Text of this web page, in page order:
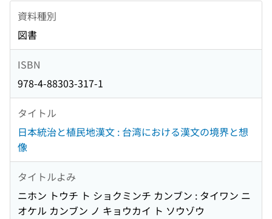
資料種別
図書
ISBN
978-4-88303-317-1
タイトル
日本統治と植民地漢文 : 台湾における漢文の境界と想
像
タイトルよみ
ニホン トウチ ト ショクミンチ カンブン : タイワン ニ
オケル カンブン ノ キョウカイ ト ソウゾウ